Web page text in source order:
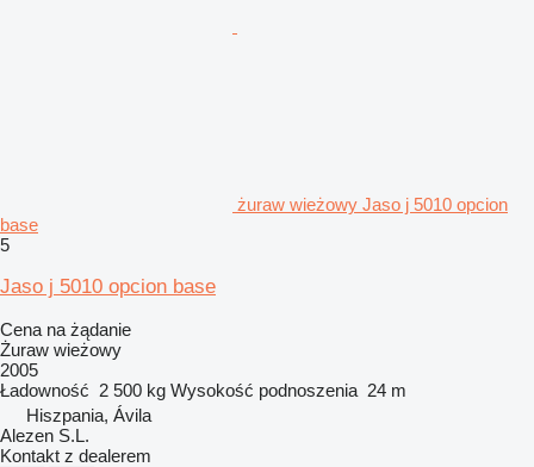
żuraw wieżowy Jaso j 5010 opcion
base
5
Jaso j 5010 opcion base
Cena na żądanie
Żuraw wieżowy
2005
Ładowność 2 500 kg Wysokość podnoszenia 24 m
Hiszpania, Ávila
Alezen S.L.
Kontakt z dealerem